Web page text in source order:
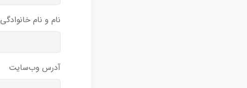
نام و نام خانوادگی
آدرس وب‌سایت